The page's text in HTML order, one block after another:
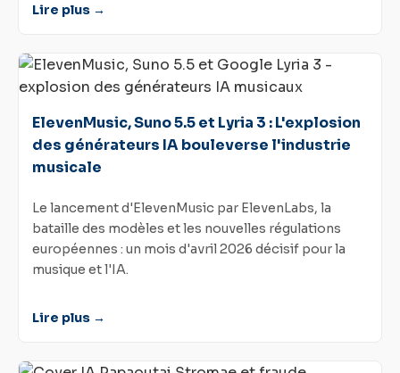
Lire plus →
ElevenMusic, Suno 5.5 et Lyria 3 : L'explosion
des générateurs IA bouleverse l'industrie
musicale
Le lancement d'ElevenMusic par ElevenLabs, la
bataille des modèles et les nouvelles régulations
européennes : un mois d'avril 2026 décisif pour la
musique et l'IA.
Lire plus →